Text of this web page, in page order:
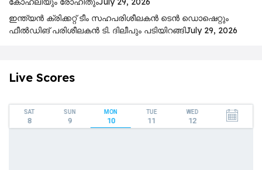
ഇന്ത്യൻ ക്രിക്കറ്റ് ടീം സഹപരിശീലകൻ ടെൻ ഡൊഷെറ്റും
ഫീൽഡിങ് പരിശീലകൻ ടി. ദിലീപും പടിയിറങ്ങിJuly 29, 2026
Live Scores
SAT
8
SUN
9
MON
10
TUE
11
WED
12